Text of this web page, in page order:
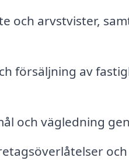
och arvstvister,
försäljning av
och vägledning